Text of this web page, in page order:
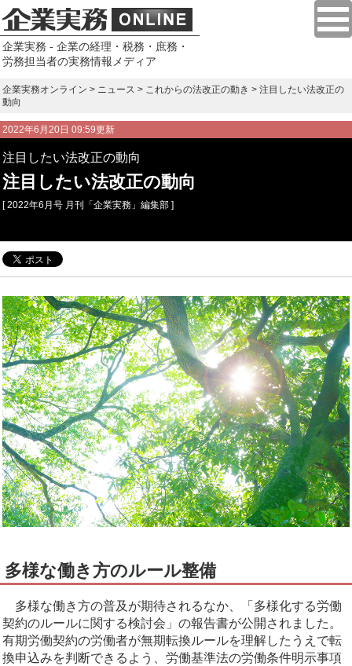
企業実務 - 企業の経理・税務・庶務・
労務担当者の実務情報メディア
企業実務オンライン > ニュース > これからの法改正の動き > 注目したい法改正の
動向
2022年6月20日 09:59更新
注目したい法改正の動向
注目したい法改正の動向
[ 2022年6月号 月刊「企業実務」編集部 ]
多様な働き方のルール整備
多様な働き方の普及が期待されるなか、「多様化する労働
契約のルールに関する検討会」の報告書が公開されました。
有期労働契約の労働者が無期転換ルールを理解したうえで転
換申込みを判断できるよう、労働基準法の労働条件明示事項